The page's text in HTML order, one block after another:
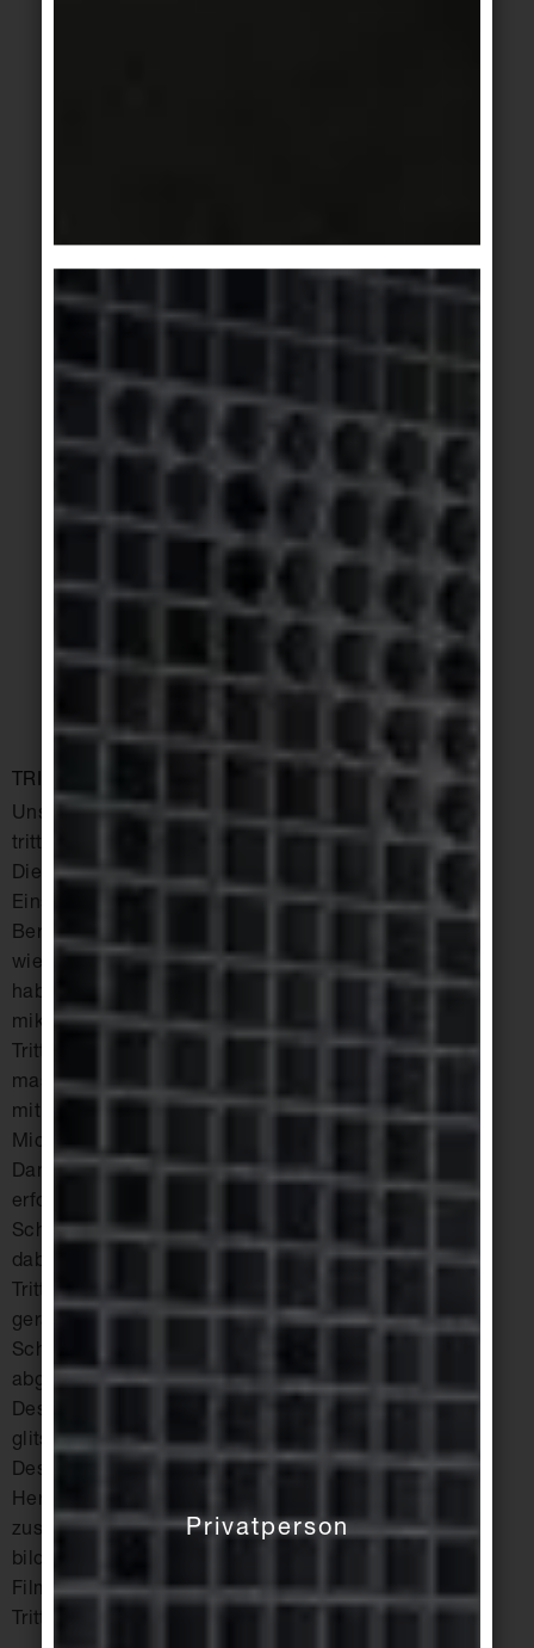
Privatperson
Die gründliche Entfernung von Reinigungs- und
Desinfektionsmitteln (Mindesteinwirkzeit lt.
Hersteller beachten!) ist ebenfalls sehr wichtig. Sie
bilden sonst zusammen in Verbindung mit
Feuchtigkeit eine schmierig-klebrige Schicht, die
die Trittsicherheit beeinträchtigt und die
Aktivierung von Hytect behindert. Durch Hytect
werden die ursprünglichen Eigenschaften und
Vorzüge wie Abriebfestigkeit, Trittsicherheit oder
Chemikalienbeständigkeit nicht beeinflusst. Daher
können zur intensiven Reinigung auch stark saure
oder stark alkalische Reinigungsmittel eingesetzt
werden, ohne dass die Veredelung zerstört wird.
TRITTSICHERE KERAMISCHE BELÄGE
Unser Sortiment beinhaltet eine breite Palette
trittsicherer glasierter und unglasierter Serien.
Diese Produkte sind „ maßgeschneidert“ für den
Einsatz in Gewerbe, Industrie, öffentlichen
Bereichen oder nassbelasteten Barfußbereichen
wie Schwimmbädern, Duschen, Saunen etc. Sie
haben je nach Anwendungsgebiet ebene,
mikroraue oder profilierte Oberflächen.
Trittsichere Oberflächen sind am Effizientesten
maschinell zu reinigen mit Reinigungsmaschinen
mit rotierenden, weichen Perlonbürsten oder
Microfaservlies sowie mit Hochdruck- oder
Dampfreinigern. Die Verfugung muss dabei auf die
erforderliche Reinigung abgestimmt sein.
Schleifmittelhaltige Bürsten oder Pads dürfen
dabei keinesfalls zum Einsatz kommen, da sie die
Trittsicherheit erniedrigen. Reinigungsmittel, -
gerät und -methode muss dabei auf die
Schmutzart und den Anwendungsbereich
abgestimmt sein. Reste von Reinigungs- oder
Desinfektionsmitteln machen den Bodenbelag
glitschig, deshalb gründlich klarspülen (bei
Desinfektionsmitteln Mindesteinwirkzeit lt.
Hersteller beachten!). Andernfalls können Sie
zusammen mit Feuchtigkeit eine Schmierschicht
bilden, die die Trittsicherheit beeinträchtigt.
Filmbildende Reinigungsmittel beeinflussen die
Trittsicherheit ebenfalls negativ.